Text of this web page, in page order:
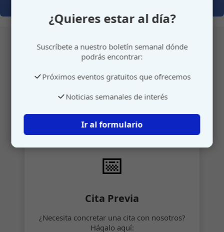
Atención personalizada
Gestione su cita o envíenos sus sugerencias de
manera rápida y sencilla.
📅
Cita Previa
¿Necesita concretar una cita con nosotros?
Hágalo aquí:
¿Quieres estar al día?
Suscríbete a nuestro boletín semanal dónde
podrás encontrar:
Próximos eventos gratuitos que ofrecemos
Noticias semanales de interés
Ir al formulario